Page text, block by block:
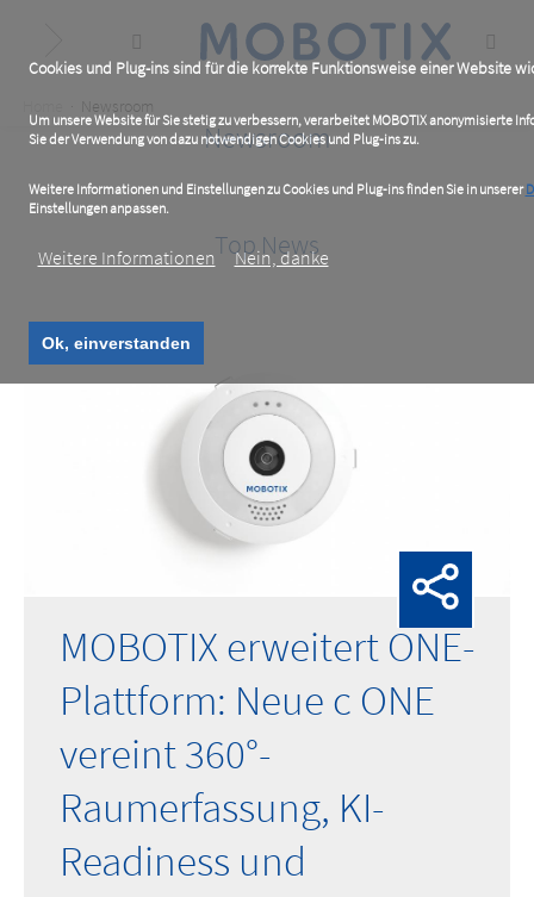
Cookies und Plug-ins sind für die korrekte Funktionsweise einer Website
Um unsere Website für Sie stetig zu verbessern, verarbeitet MOBOTIX anonymisierte
Sie der Verwendung von dazu notwendigen Cookies und Plug-ins zu.
Weitere Informationen und Einstellungen zu Cookies und Plug-ins finden Sie in unserer
Einstellungen anpassen.
Weitere Informationen Nein, danke
Ok, einverstanden
content
Breadcrumb
Newsroom
Newsroom
Top News
MOBOTIX erweitert ONE-
Plattform: Neue c ONE
vereint 360°-
Raumerfassung, KI-
Readiness und